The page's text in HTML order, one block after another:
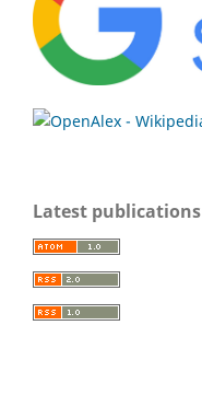
Latest publications